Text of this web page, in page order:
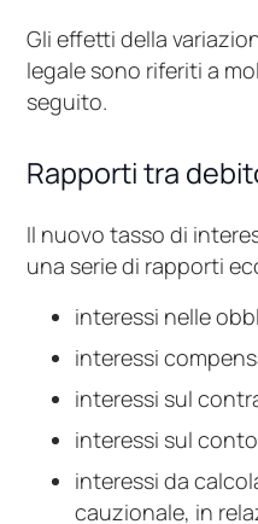
Gli effetti della
legale sono riferiti a
seguito.
Rapporti tra
Il nuovo tasso di
una serie di rapporti
interessi nelle
interessi
interessi sul
interessi sul
interessi da
cauzionale, in